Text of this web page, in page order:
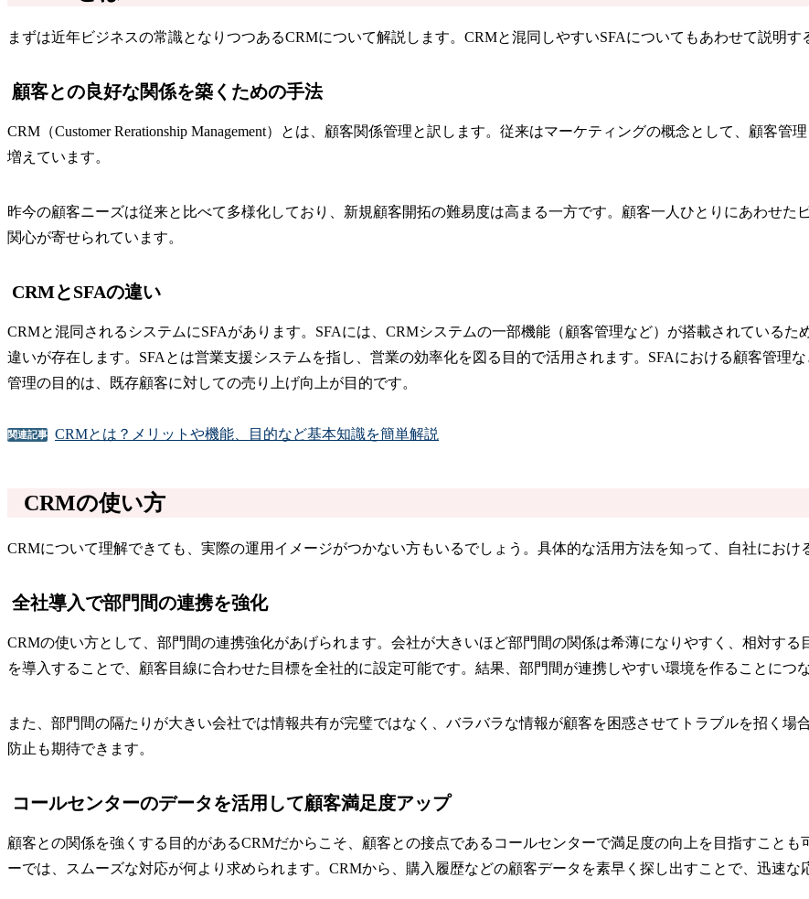
まずは近年ビジネスの常識となりつつあるCRMについて解説します。CRMと混同しやすいSFAについてもあわせて説明す
顧客との良好な関係を築くための手法
CRM（Customer Rerationship Management）とは、顧客関係管理と訳します。従来はマーケティングの概念として、顧客
増えています。
昨今の顧客ニーズは従来と比べて多様化しており、新規顧客開拓の難易度は高まる一方です。顧客一人ひとりにあわせ
関心が寄せられています。
CRMとSFAの違い
CRMと混同されるシステムにSFAがあります。SFAには、CRMシステムの一部機能（顧客管理など）が搭載されている
違いが存在します。SFAとは営業支援システムを指し、営業の効率化を図る目的で活用されます。SFAにおける顧客管理
管理の目的は、既存顧客に対しての売り上げ向上が目的です。
関連記事 CRMとは？メリットや機能、目的など基本知識を簡単解説
CRMの使い方
CRMについて理解できても、実際の運用イメージがつかない方もいるでしょう。具体的な活用方法を知って、自社におけ
全社導入で部門間の連携を強化
CRMの使い方として、部門間の連携強化があげられます。会社が大きいほど部門間の関係は希薄になりやすく、相対す
を導入することで、顧客目線に合わせた目標を全社的に設定可能です。結果、部門間が連携しやすい環境を作ることにつ
また、部門間の隔たりが大きい会社では情報共有が完璧ではなく、バラバラな情報が顧客を困惑させてトラブルを招く
防止も期待できます。
コールセンターのデータを活用して顧客満足度アップ
顧客との関係を強くする目的があるCRMだからこそ、顧客との接点であるコールセンターで満足度の向上を目指すこと
ーでは、スムーズな対応が何より求められます。CRMから、購入履歴などの顧客データを素早く探し出すことで、迅速な